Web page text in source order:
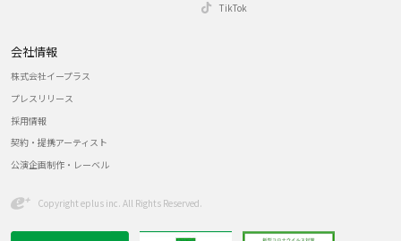
TikTok
会社情報
株式会社イープラス
プレスリリース
採用情報
契約・提携アーティスト
公演企画制作・レーベル
Copyright eplus inc. All Rights Reserved.